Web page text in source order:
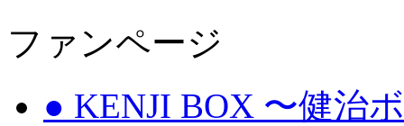
ファンページ
● KENJI BOX 〜健治